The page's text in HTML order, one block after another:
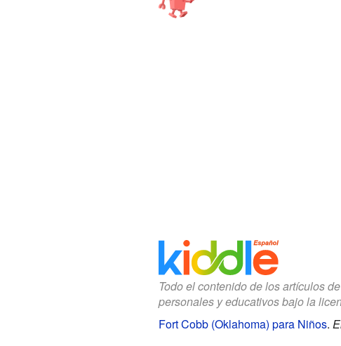
Todo el contenido de los artículos
personales y educativos bajo la
Fort Cobb (Oklahoma) para Niños.